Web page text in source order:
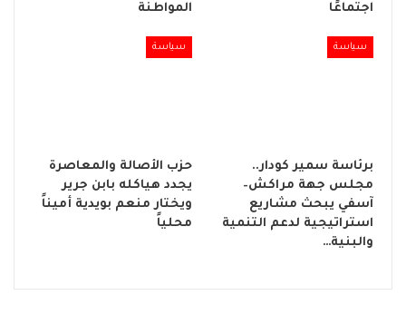
اجتماعًا
المواطنة
سياسة
برئاسة سمير كودار..
مجلس جهة مراكش–
آسفي يبحث مشاريع
استراتيجية لدعم التنمية
والبنية…
سياسة
حزب الأصالة والمعاصرة
يجدد هياكله بابن جرير
ويختار منعم بويدية أميناً
محلياً